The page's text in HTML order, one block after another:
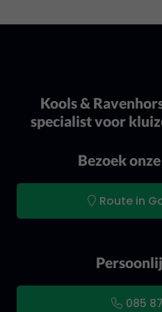
Kools &
specialist voor
Bezoek
Route in
085